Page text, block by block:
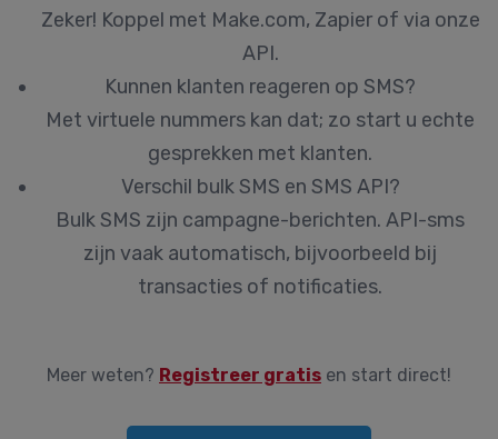
Zeker! Koppel met Make.com, Zapier of via onze
API.
Kunnen klanten reageren op SMS?
Met virtuele nummers kan dat; zo start u echte
gesprekken met klanten.
Verschil bulk SMS en SMS API?
Bulk SMS zijn campagne-berichten. API-sms
zijn vaak automatisch, bijvoorbeeld bij
transacties of notificaties.
Meer weten? Registreer gratis en start direct!